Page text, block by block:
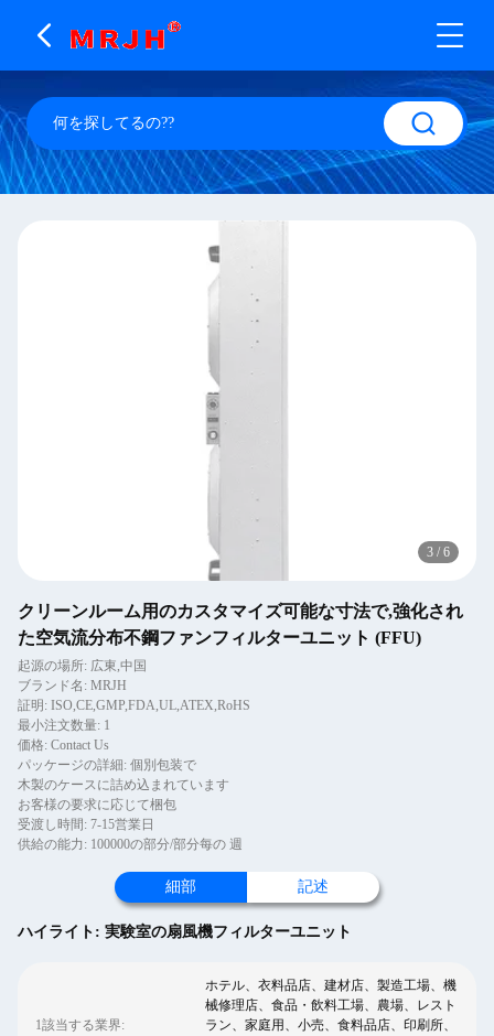
3 / 6
クリーンルーム用のカスタマイズ可能な寸法で,強化され
た空気流分布不鋼ファンフィルターユニット (FFU)
起源の場所: 広東,中国
ブランド名: MRJH
証明: ISO,CE,GMP,FDA,UL,ATEX,RoHS
最小注文数量: 1
価格: Contact Us
パッケージの詳細: 個別包装で
木製のケースに詰め込まれています
お客様の要求に応じて梱包
受渡し時間: 7-15営業日
供給の能力: 100000の部分/部分每の 週
細部 記述
ハイライト: 実験室の扇風機フィルターユニット
1該当する業界:
ホテル、衣料品店、建材店、製造工場、機
械修理店、食品・飲料工場、農場、レスト
ラン、家庭用、小売、食料品店、印刷所、